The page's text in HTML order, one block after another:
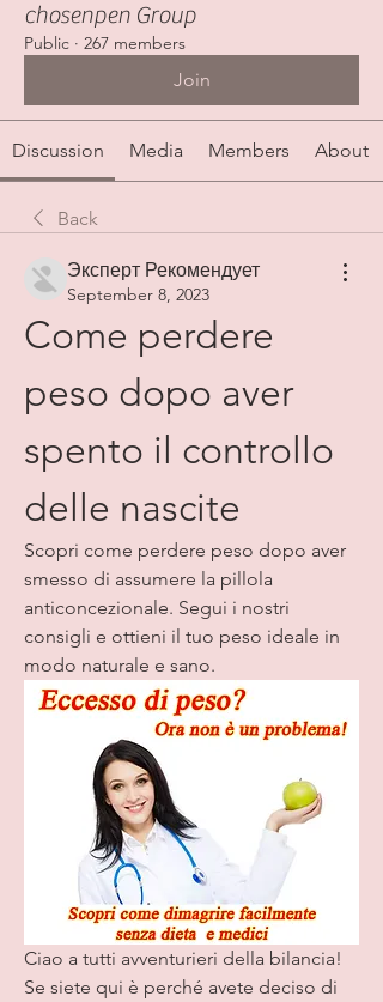
chosenpen Group
Public · 267 members
Join
Discussion Media Members About
Back
Эксперт Рекомендует
September 8, 2023
Come perdere
peso dopo aver
spento il controllo
delle nascite
Scopri come perdere peso dopo aver
smesso di assumere la pillola
anticoncezionale. Segui i nostri
consigli e ottieni il tuo peso ideale in
modo naturale e sano.
Ciao a tutti avventurieri della bilancia!
Se siete qui è perché avete deciso di